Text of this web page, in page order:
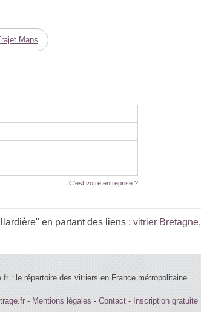
Maps
C'est votre entreprise ?
en partant des liens : vitrier Bretagne,
: le répertoire des vitriers en France métropolitaine
- Mentions légales - Contact - Inscription gratuite